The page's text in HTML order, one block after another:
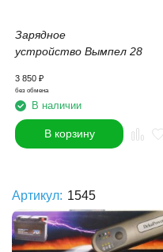
Зарядное
устройство Вымпел 28
3 850 ₽
без обмена
В наличии
В корзину
Артикул: 1545